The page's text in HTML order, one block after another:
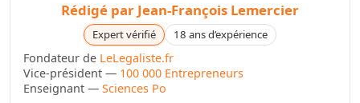
Rédigé par Jean-François Lemercier
Expert vérifié 18 ans d’expérience
Fondateur de LeLegaliste.fr
Vice-président — 100 000 Entrepreneurs
Enseignant — Sciences Po